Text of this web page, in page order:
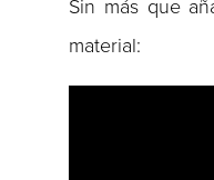
Sin más que
material: